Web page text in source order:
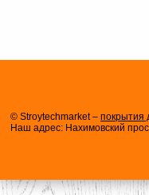
© Stroytechmarket – покрытия
Наш адрес: Нахимовский